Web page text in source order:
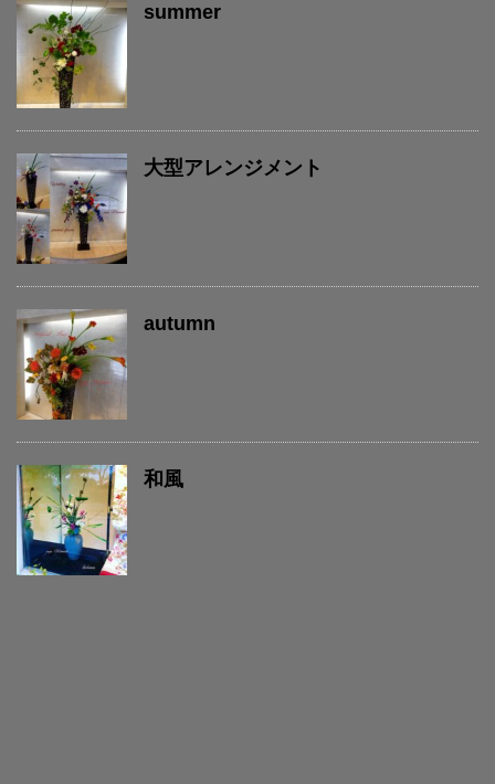
summer
大型アレンジメント
autumn
和風